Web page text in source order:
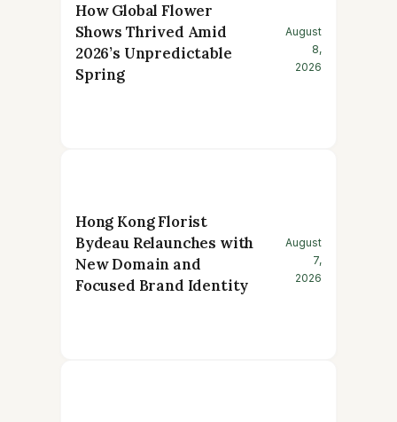
How Global Flower
Shows Thrived Amid
2026’s Unpredictable
Spring
August
8,
2026
Hong Kong Florist
Bydeau Relaunches with
New Domain and
Focused Brand Identity
August
7,
2026